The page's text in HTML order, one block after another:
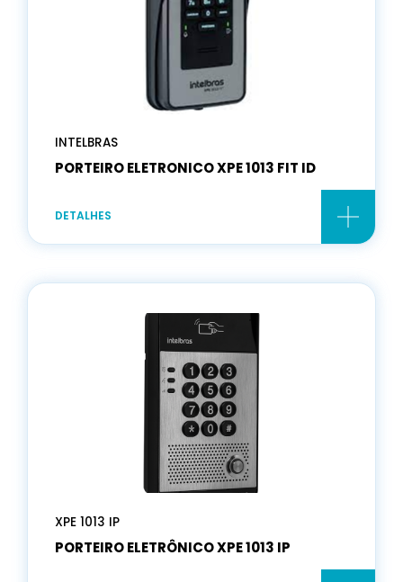
INTELBRAS
PORTEIRO ELETRONICO XPE 1013 FIT ID
DETALHES
XPE 1013 IP
PORTEIRO ELETRÔNICO XPE 1013 IP